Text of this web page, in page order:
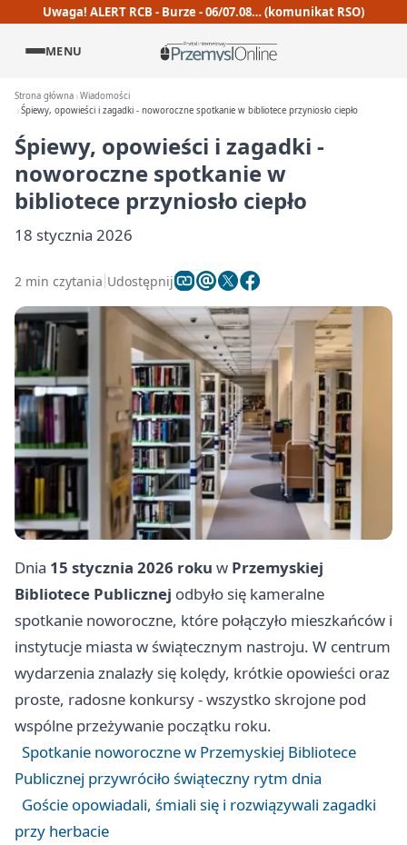
Uwaga! ALERT RCB - Burze - 06/07.08… (komunikat RSO)
MENU
Strona główna Wiadomości
Śpiewy, opowieści i zagadki - noworoczne spotkanie w bibliotece przyniosło ciepło
Śpiewy, opowieści i zagadki -
noworoczne spotkanie w
bibliotece przyniosło ciepło
18 stycznia 2026
2 min czytania Udostępnij
Dnia 15 stycznia 2026 roku w Przemyskiej
Bibliotece Publicznej odbyło się kameralne
spotkanie noworoczne, które połączyło mieszkańców i
instytucje miasta w świątecznym nastroju. W centrum
wydarzenia znalazły się kolędy, krótkie opowieści oraz
proste, radosne konkursy - wszystko skrojone pod
wspólne przeżywanie początku roku.
Spotkanie noworoczne w Przemyskiej Bibliotece
Publicznej przywróciło świąteczny rytm dnia
Goście opowiadali, śmiali się i rozwiązywali zagadki
przy herbacie